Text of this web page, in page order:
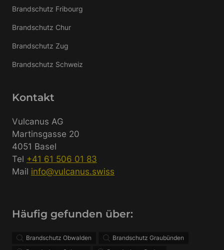
Brandschutz Fribourg
Brandschutz Chur
Brandschutz Zug
Brandschutz Schweiz
Kontakt
Vulcanus AG
Martinsgasse 20
4051 Basel
Tel +41 61 506 01 83
Mail info@vulcanus.swiss
Häufig gefunden über:
Brandschutz Obwalden
Brandschutz Graubünden